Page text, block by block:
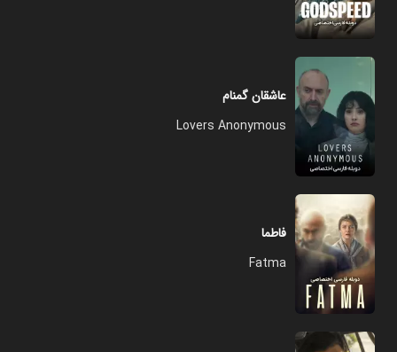
عاشقان گمنام
Lovers Anonymous
فاطما
Fatma